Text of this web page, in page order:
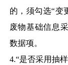
的，须勾选“变
废物基础信息
数据项。
4.“是否采用抽